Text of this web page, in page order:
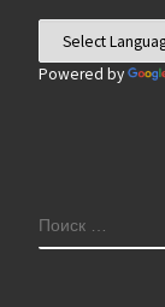
Powered by
ПОИСК